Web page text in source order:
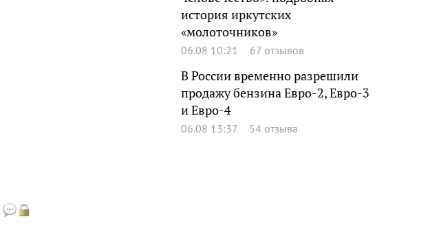
история иркутских
«молоточников»
06.08 10:21 67 отзывов
В России временно разрешили
продажу бензина Евро-2, Евро-3
и Евро-4
06.08 13:37 54 отзыва